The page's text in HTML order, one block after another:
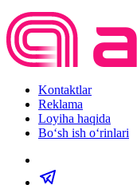
Kontaktlar
Reklama
Loyiha haqida
Bo‘sh ish o‘rinlari